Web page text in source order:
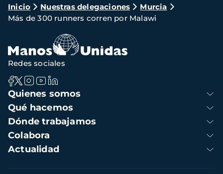
Ruta
de
navegación
Inicio Nuestras delegaciones
Murcia
Más de 300 runners corren por Malawi
Navegación
principal
Quienes somos
Qué hacemos
Dónde trabajamos
Colabora
Actualidad
Redes sociales